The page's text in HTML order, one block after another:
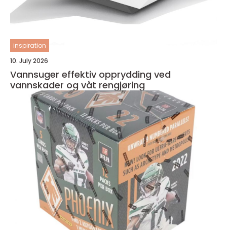
inspiration
10. July 2026
Vannsuger effektiv opprydding ved
vannskader og våt rengjøring